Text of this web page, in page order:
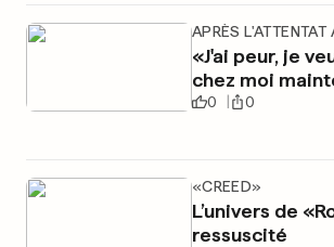
APRÈS L'ATTENTAT
«J'ai peur, je
chez moi
0 0
«CREED»
L’univers de
ressuscité